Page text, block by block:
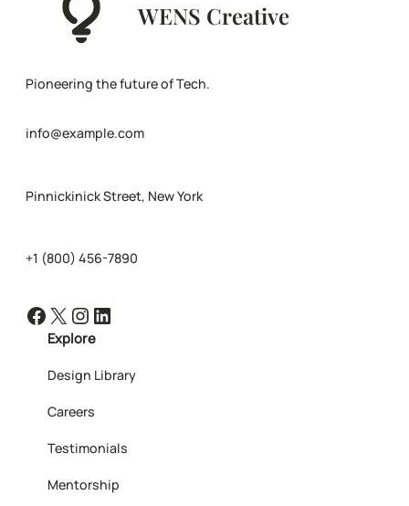
WENS Creative
Pioneering the future of Tech.
info@example.com
Pinnickinick Street, New York
+1 (800) 456-7890
Facebook X Instagram LinkedIn
Explore
Design Library
Careers
Testimonials
Mentorship